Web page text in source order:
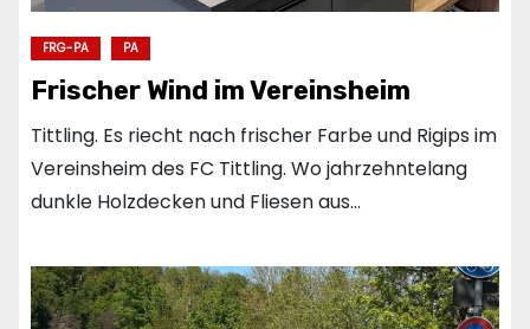
FRG-PA PA
Frischer Wind im Vereinsheim
Tittling. Es riecht nach frischer Farbe und Rigips im
Vereinsheim des FC Tittling. Wo jahrzehntelang
dunkle Holzdecken und Fliesen aus…